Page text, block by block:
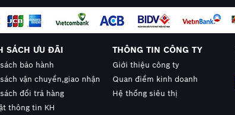
SÁCH ƯU ĐÃI
bảo hành
vận chuyển,giao nhận
đổi trả hàng
thông tin KH
THÔNG TIN CÔNG TY
Giới thiệu công ty
Quan điểm kinh doanh
Hệ thống siêu thị